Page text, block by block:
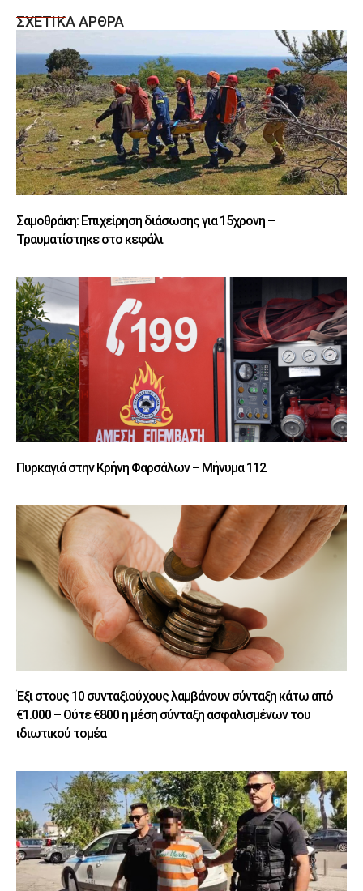
ΣΧΕΤΙΚΑ ΑΡΘΡΑ
Σαμοθράκη: Επιχείρηση διάσωσης για 15χρονη –
Τραυματίστηκε στο κεφάλι
Πυρκαγιά στην Κρήνη Φαρσάλων – Μήνυμα 112
Έξι στους 10 συνταξιούχους λαμβάνουν σύνταξη κάτω από
€1.000 – Ούτε €800 η μέση σύνταξη ασφαλισμένων του
ιδιωτικού τομέα